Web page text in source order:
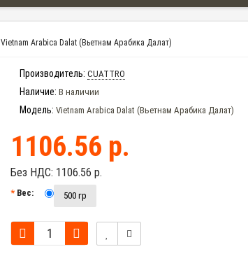
Arabica Dalat (Вьетнам Арабика Далат)
Производитель: CUATTRO
Наличие: В наличии
Модель: Vietnam Arabica Dalat (Вьетнам Арабика Далат)
1106.56 р.
Без НДС: 1106.56 р.
Вес: 500 гр